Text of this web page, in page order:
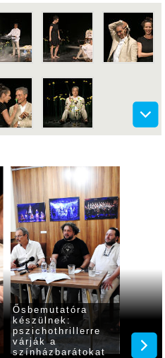
Ősbemutatóra
készülnek:
pszichothrillerre
várják a
színházbarátokat
Egy